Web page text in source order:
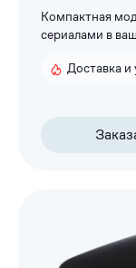
Компактная
сериалами в
Доставка и